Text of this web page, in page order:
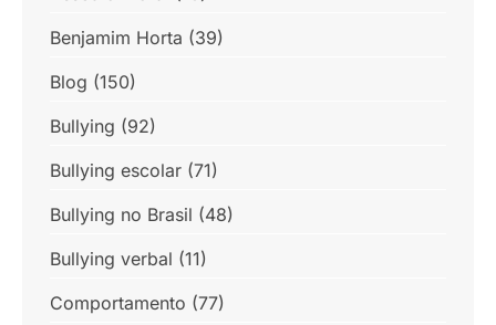
Benjamim Horta (39)
Blog (150)
Bullying (92)
Bullying escolar (71)
Bullying no Brasil (48)
Bullying verbal (11)
Comportamento (77)